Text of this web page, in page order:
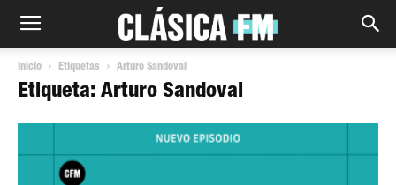
Inicio Etiquetas Arturo Sandoval
Etiqueta: Arturo Sandoval